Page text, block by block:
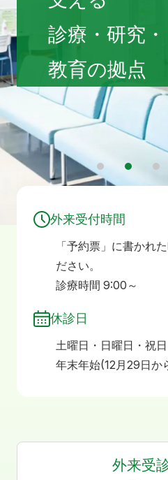
診療・研究・
教育の拠点
外来受付時間
「予約票」に書かれ
ださい。
診療時間 9:00～
休診日
土曜日・日曜日・祝日
年末年始(12月29日か
外来受